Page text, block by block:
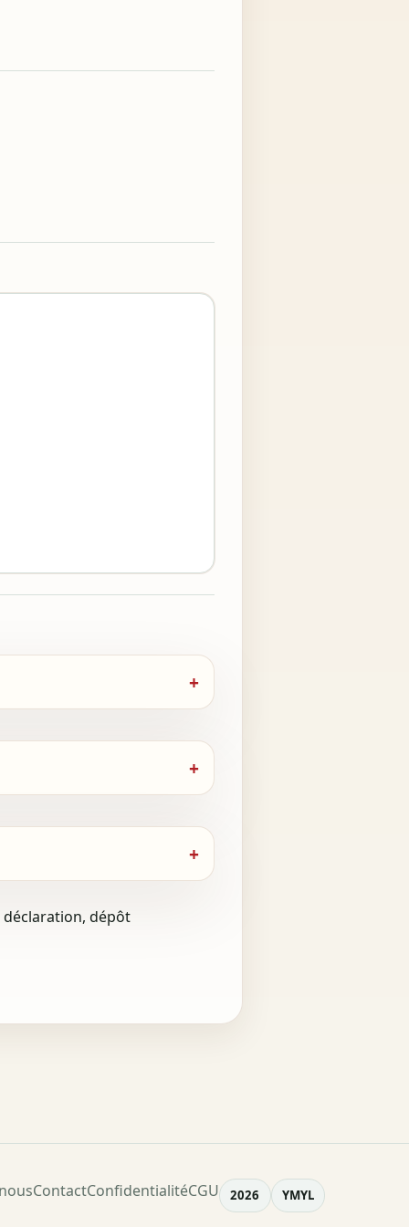
déclaration, dépôt
ContactConfidentialitéCGU 2026 YMYL